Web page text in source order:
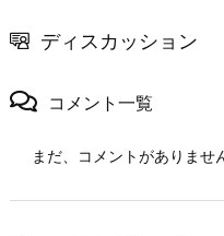
ディスカッション
コメント一覧
まだ、コメントがありませ